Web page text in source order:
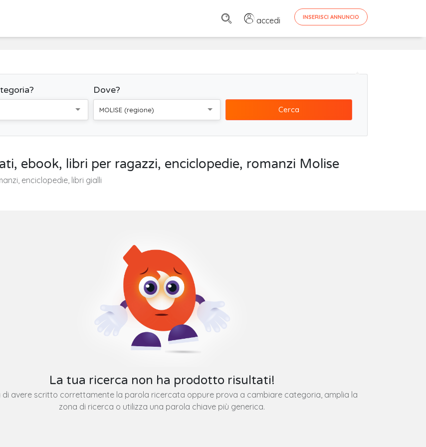
accedi INSERISCI ANNUNCIO
Dove?
MOLISE (regione) Cerca
ebook, libri per ragazzi, enciclopedie, romanzi Molise
enciclopedie, libri gialli
La tua ricerca non ha prodotto risultati!
di avere scritto correttamente la parola ricercata oppure prova a cambiare categoria, amplia la
zona di ricerca o utilizza una parola chiave più generica.